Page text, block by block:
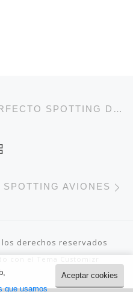
TRUCOS PARA EL PERFECTO SPOTTING DE AVIONES
SPOTTING AVIONES
los derechos reservados
Aceptar cookies
que usamos